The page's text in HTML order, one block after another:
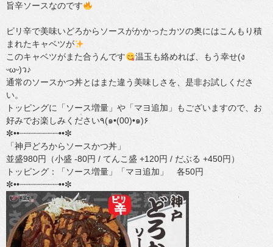
旨辛ソースなのです
ピリ辛で美味いどろからソースがかかったカツの奥にはこんもり積
まれたキャベツが
このキャベツがまた合うんです
温玉も絡めれば、もう幸せ(ง
ᵕωᵕ)ว♪
通常のソースかつ丼とはまた違う美味しさを、是非お試しくださ
い。
トッピングに「ソース増量」や「マヨ追加」もございますので、お
好みでお楽しみください٩(๑•(00)•๑)۶
✼••┈┈┈┈┈┈┈┈••✼
「神戸どろからソースかつ丼」
並盛980円（小盛 -80円 / てんこ盛 +120円 / だぶる +450円）
トッピング：「ソース増量」「マヨ追加」 各50円
✼••┈┈┈┈┈┈┈┈••✼